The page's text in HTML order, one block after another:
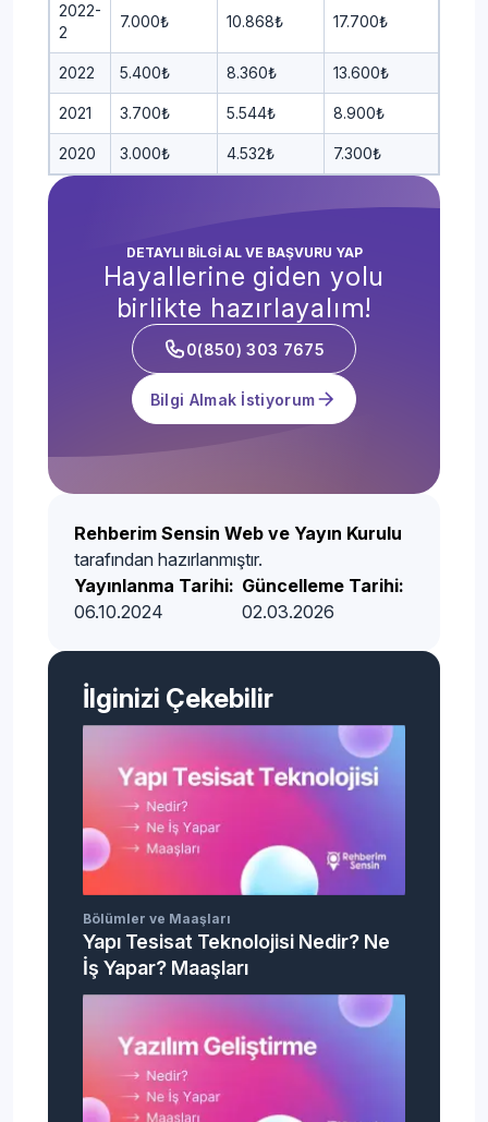
2022-
2
7.000₺ 10.868₺ 17.700₺
2022 5.400₺ 8.360₺ 13.600₺
2021 3.700₺ 5.544₺ 8.900₺
2020 3.000₺ 4.532₺ 7.300₺
DETAYLI BİLGİ AL VE BAŞVURU YAP
Hayallerine giden yolu
birlikte hazırlayalım!
0(850) 303 7675
Bilgi Almak İstiyorum
Rehberim Sensin Web ve Yayın Kurulu
tarafından hazırlanmıştır.
Yayınlanma Tarihi:
06.10.2024
Güncelleme Tarihi:
02.03.2026
İlginizi Çekebilir
Bölümler ve Maaşları
Yapı Tesisat Teknolojisi Nedir? Ne
İş Yapar? Maaşları